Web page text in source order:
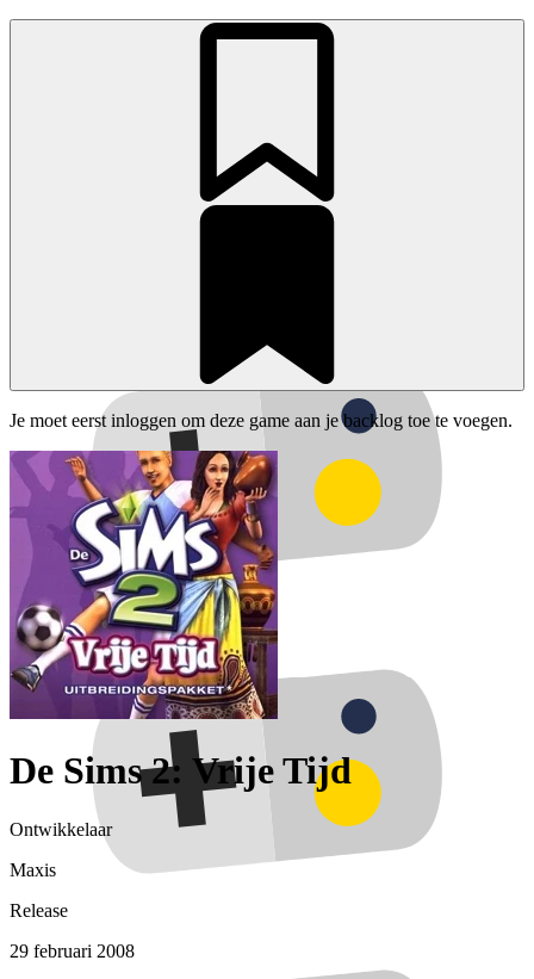
Je moet eerst inloggen om deze game aan je backlog toe te voegen.
De Sims 2: Vrije Tijd
Ontwikkelaar
Maxis
Release
29 februari 2008